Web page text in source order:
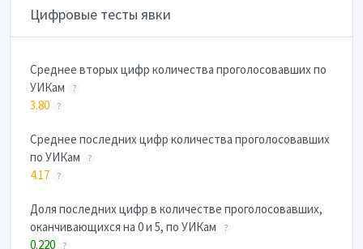
Цифровые тесты явки
Cреднее вторых цифр количества проголосовавших по
УИКам
?
3.80 ?
Cреднее последних цифр количества проголосовавших
по УИКам
?
4.17 ?
Доля последних цифр в количестве проголосовавших,
оканчивающихся на 0 и 5, по УИКам
?
0.220 ?